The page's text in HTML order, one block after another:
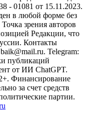
от 15.11.2023.
в любой форме без
зрения авторов
Редакции, что
Контакты
Telegram:
публикаций
от ИИ ChatGPT.
Финансирование
за счет средств
партии.